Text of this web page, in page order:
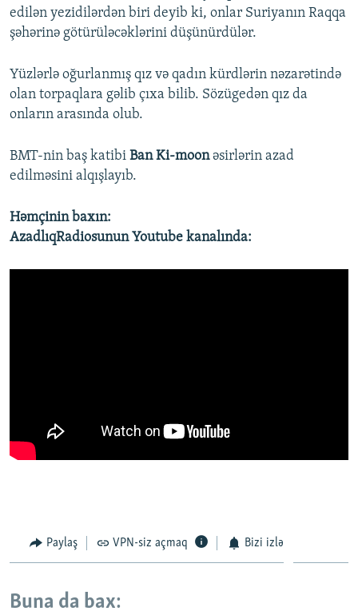
edilən yezidilərdən biri deyib ki, onlar Suriyanın Raqqa
şəhərinə götürüləcəklərini düşünürdülər.
Yüzlərlə oğurlanmış qız və qadın kürdlərin nəzarətində
olan torpaqlara gəlib çıxa bilib. Sözügedən qız da
onların arasında olub.
BMT-nin baş katibi Ban Ki-moon əsirlərin azad
edilməsini alqışlayıb.
Həmçinin baxın:
AzadlıqRadiosunun Youtube kanalında:
Paylaş VPN-siz açmaq Bizi izlə
Buna da bax: